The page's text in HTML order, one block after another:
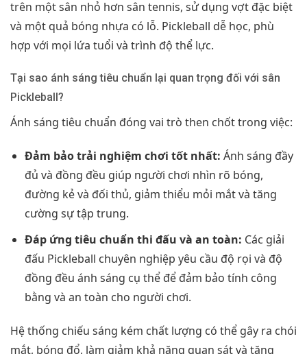
trên một sân nhỏ hơn sân tennis, sử dụng vợt đặc biệt
và một quả bóng nhựa có lỗ. Pickleball dễ học, phù
hợp với mọi lứa tuổi và trình độ thể lực.
Tại sao ánh sáng tiêu chuẩn lại quan trọng đối với sân
Pickleball?
Ánh sáng tiêu chuẩn đóng vai trò then chốt trong việc:
Đảm bảo trải nghiệm chơi tốt nhất: Ánh sáng đầy
đủ và đồng đều giúp người chơi nhìn rõ bóng,
đường kẻ và đối thủ, giảm thiểu mỏi mắt và tăng
cường sự tập trung.
Đáp ứng tiêu chuẩn thi đấu và an toàn: Các giải
đấu Pickleball chuyên nghiệp yêu cầu độ rọi và độ
đồng đều ánh sáng cụ thể để đảm bảo tính công
bằng và an toàn cho người chơi.
Hệ thống chiếu sáng kém chất lượng có thể gây ra chói
mắt, bóng đổ, làm giảm khả năng quan sát và tăng